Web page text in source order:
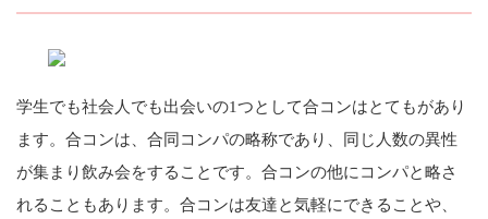
学生でも社会人でも出会いの1つとして合コンはとてもがあり
ます。合コンは、合同コンパの略称であり、同じ人数の異性
が集まり飲み会をすることです。合コンの他にコンパと略さ
れることもあります。合コンは友達と気軽にできることや、